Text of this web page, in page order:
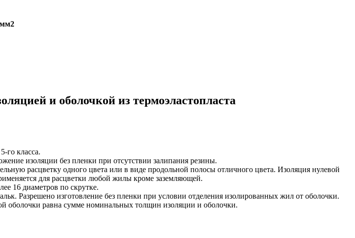
мм2
и оболочкой из термоэластопласта
го класса.
изоляции без пленки при отсутствии залипания резины.
расцветку одного цвета или в виде продольной полосы отличного цвета. Изоляция нулевой
для расцветки любой жилы кроме заземляющей.
16 диаметров по скрутке.
Разрешено изготовление без пленки при условии отделения изолированных жил от оболочки.
оболочки равна сумме номинальных толщин изоляции и оболочки.